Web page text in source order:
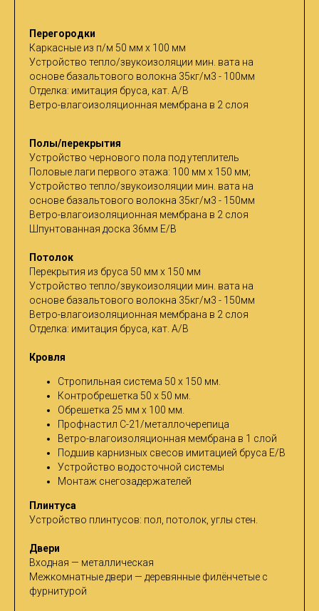
Перегородки
Каркасные из п/м 50 мм х 100 мм
Устройство тепло/звукоизоляции мин. вата на
основе базальтового волокна 35кг/м3 - 100мм
Отделка: имитация бруса, кат. A/B
Ветро-влагоизоляционная мембрана в 2 слоя
Полы/перекрытия
Устройство чернового пола под утеплитель
Половые лаги первого этажа: 100 мм х 150 мм;
Устройство тепло/звукоизоляции мин. вата на
основе базальтового волокна 35кг/м3 - 150мм
Ветро-влагоизоляционная мембрана в 2 слоя
Шпунтованная доска 36мм Е/В
Потолок
Перекрытия из бруса 50 мм х 150 мм
Устройство тепло/звукоизоляции мин. вата на
основе базальтового волокна 35кг/м3 - 150мм
Ветро-влагоизоляционная мембрана в 2 слоя
Отделка: имитация бруса, кат. A/B
Кровля
Стропильная система 50 х 150 мм.
Контробрешетка 50 х 50 мм.
Обрешетка 25 мм х 100 мм.
Профнастил С-21/металлочерепица
Ветро-влагоизоляционная мембрана в 1 слой
Подшив карнизных свесов имитацией бруса Е/В
Устройство водосточной системы
Монтаж снегозадержателей
Плинтуса
Устройство плинтусов: пол, потолок, углы стен.
Двери
Входная — металлическая
Межкомнатные двери — деревянные филёнчетые с
фурнитурой